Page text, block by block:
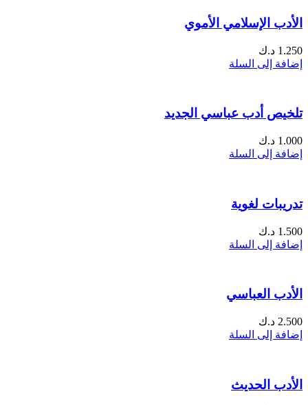
الأدب الإسلامي الأموي
1.250 د.ك
إضافة إلى السلة
تلخيص أدب عباسي الجديد
1.000 د.ك
إضافة إلى السلة
تدريبات لغوية
1.500 د.ك
إضافة إلى السلة
الأدب العباسي
2.500 د.ك
إضافة إلى السلة
الأدب الحديث